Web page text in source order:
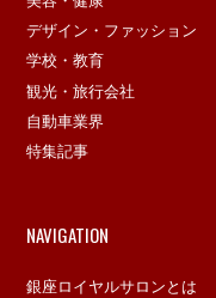
デザイン・ファッション
学校・教育
観光・旅行会社
自動車業界
特集記事
NAVIGATION
銀座ロイヤルサロンとは